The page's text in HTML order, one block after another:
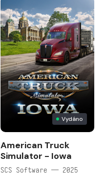
Vydáno
American Truck
Simulator - Iowa
SCS Software — 2025